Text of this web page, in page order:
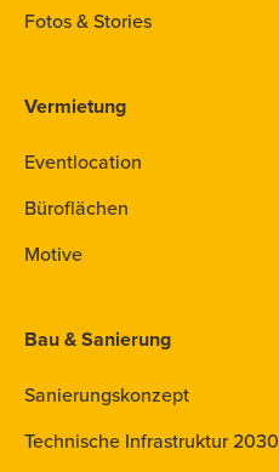
Fotos & Stories
Vermietung
Eventlocation
Büroflächen
Motive
Bau & Sanierung
Sanierungskonzept
Technische Infrastruktur 2030